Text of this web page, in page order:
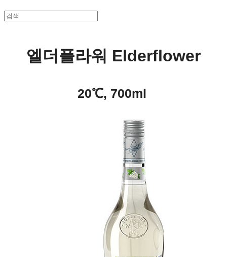
엘더플라워 Elderflower
20℃, 700ml